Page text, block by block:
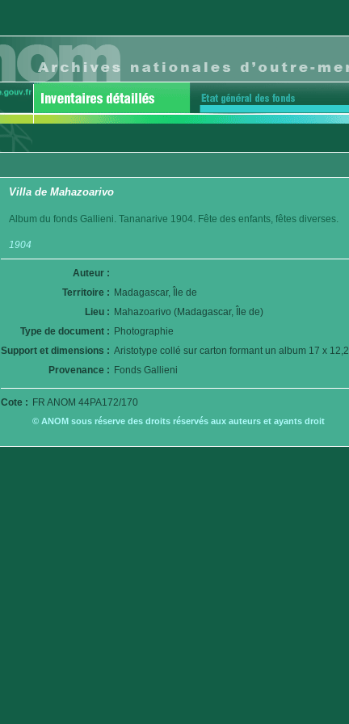
Villa de Mahazoarivo
Album du fonds Gallieni. Tananarive 1904. Fête des enfants, fêtes diverses.
1904
Auteur :
Territoire : Madagascar, Île de
Lieu : Mahazoarivo (Madagascar, Île de)
Type de document : Photographie
Support et dimensions : Aristotype collé sur carton formant un album 17 x 12,2
Provenance : Fonds Gallieni
Cote : FR ANOM 44PA172/170
© ANOM sous réserve des droits réservés aux auteurs et ayants droit